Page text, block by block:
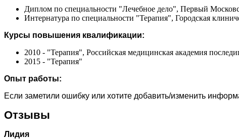
Диплом по специальности "Лечебное дело", Первый
Интернатура по специальности "Терапия", Городская
Курсы повышения квалификации:
2010 - "Терапия", Российская медицинская академия
2015 - "Терапия"
Опыт работы:
Если заметили ошибку или хотите добавить/изменить
Отзывы
Лидия